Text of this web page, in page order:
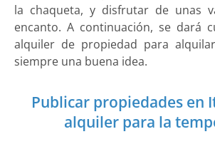
la chaqueta, y disfrutar de unas
encanto. A continuación, se dará
alquiler de propiedad para
siempre una buena idea.
Publicar propiedades en
alquiler para la